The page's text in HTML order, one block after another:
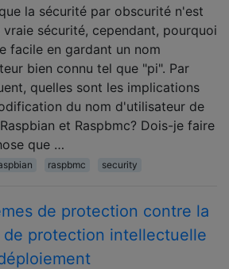
la sécurité par obscurité n'est
vraie sécurité, cependant, pourquoi
facile en gardant un nom
bien connu tel que "pi". Par
quelles sont les implications
du nom d'utilisateur de
et Raspbmc? Dois-je faire
que …
raspbmc security
de protection contre la
de protection intellectuelle